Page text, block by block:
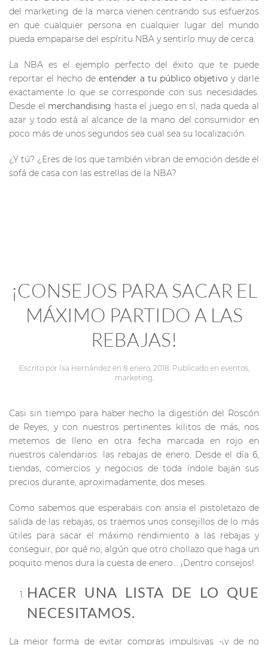
del marketing de la marca vienen centrando sus esfuerzos
en que cualquier persona en cualquier lugar del mundo
pueda empaparse del espíritu NBA y sentirlo muy de cerca.
La NBA es el ejemplo perfecto del éxito que te puede
reportar el hecho deentender a tu público objetivo y darle
exactamente lo que se corresponde con sus necesidades.
Desde el merchandising hasta el juego en sí, nada queda al
azar y todo está al alcance de la mano del consumidor en
poco más de unos segundos sea cual sea su localización.
¿Y tú? ¿Eres de los que también vibran de emoción desde el
sofá de casa con las estrellas de la NBA?
¡CONSEJOS PARA SACAR EL
MÁXIMO PARTIDO A LAS
REBAJAS!
Escrito por Isa Hernándezen 8 enero, 2018 . Publicado en eventos,
marketing
Casi sin tiempo para haber hecho la digestión del Roscón
de Reyes, y con nuestros pertinentes kilitos de más, nos
metemos de lleno en otra fecha marcada en rojo en
nuestros calendarios: las rebajas de enero. Desde el día 6,
tiendas, comercios y negocios de toda índole bajan sus
precios durante, aproximadamente, dos meses.
Como sabemos que esperabais con ansia el pistoletazo de
salida de las rebajas, os traemos unos consejillos de lo más
útiles para sacar el máximo rendimiento a las rebajas y
conseguir, por qué no, algún que otro chollazo que haga un
poquito menos dura la cuesta de enero… ¡Dentro consejos!
HACER UNA LISTA DE LO QUE
NECESITAMOS.
La mejor forma de evitar compras impulsivas -¡y de no